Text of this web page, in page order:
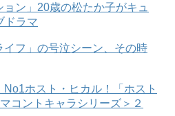
ョン」20歳の松たか子がキュ
ドラマ
イフ」の号泣シーン、その時
ホスト・ヒカル！「ホスト
コントキャラシリーズ＞２